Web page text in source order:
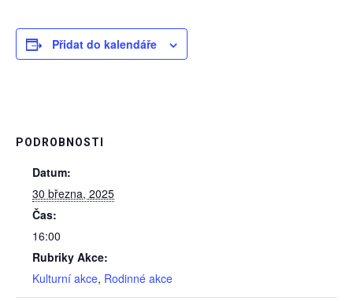
Přidat do kalendáře
PODROBNOSTI
Datum:
30 března, 2025
Čas:
16:00
Rubriky Akce:
Kulturní akce, Rodinné akce